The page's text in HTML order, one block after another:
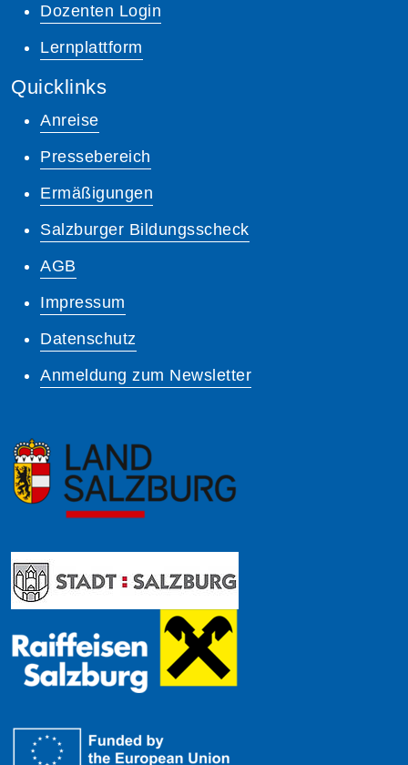
Dozenten Login
Lernplattform
Quicklinks
Anreise
Pressebereich
Ermäßigungen
Salzburger Bildungsscheck
AGB
Impressum
Datenschutz
Anmeldung zum Newsletter